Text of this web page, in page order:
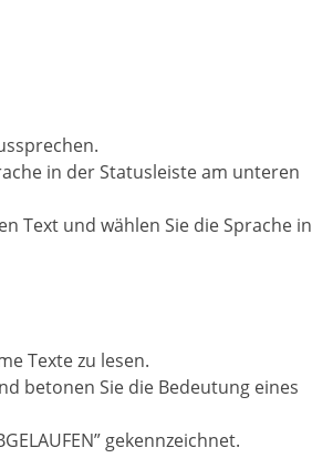
in der Statusleiste am unteren
Text und wählen Sie die Sprache in
Texte zu lesen.
betonen Sie die Bedeutung eines
gekennzeichnet.